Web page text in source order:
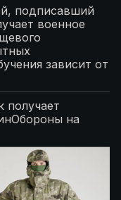
подписавший
военное
зависит от
получает
на